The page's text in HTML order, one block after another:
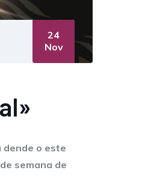
24
Nov
dende o este
semana de